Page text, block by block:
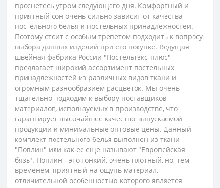
проснетесь утром следующего дня. Комфортный и
приятный сон очень сильно зависит от качества
постельного белья и постельных принадлежностей.
Поэтому стоит с особым трепетом подходить к вопросу
выбора данных изделий при его покупке. Ведущая
швейная фабрика России "Постельтекс-плюс"
предлагает широкий ассортимент постельных
принадлежностей из различных видов ткани и
огромным разнообразием расцветок. Мы очень
тщательно подходим к выбору поставщиков
материалов, используемых в производстве, что
гарантирует высочайшее качество выпускаемой
продукции и минимальные оптовые цены. Данный
комплект постельного белья выполнен из ткани
"Поплин" или как ее еще называют "Европейская
бязь". Поплин - это тонкий, очень плотный, но, тем
временем, приятный на ощупь материал,
отличительной особенностью которого является